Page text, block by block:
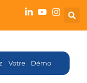
Votre Démo